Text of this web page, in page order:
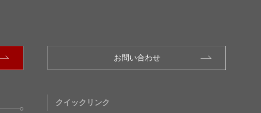
お問い合わせ
クイックリンク